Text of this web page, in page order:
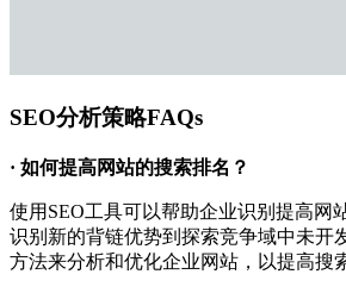
SEO分析策略FAQs
· 如何提高网站的搜索排名？
使用SEO工具可以帮助企业识别提高网
识别新的背链优势到探索竞争域中未开
方法来分析和优化企业网站，以提高搜